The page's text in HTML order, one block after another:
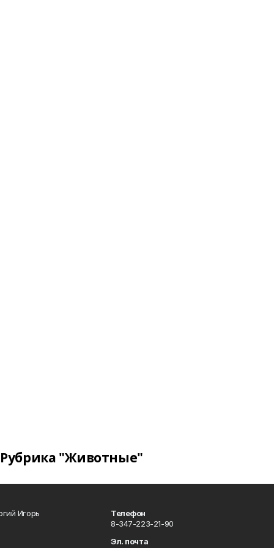
Рубрика "Животные"
Игорь
Телефон
8-347-223-21-90
Эл. почта